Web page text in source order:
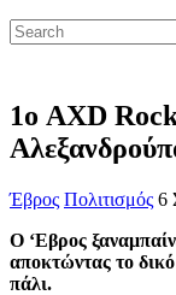
1ο AXD
Έβρος Πολιτισμός 6
Ο ‘Εβρος
αποκτώντας το
πάλι.